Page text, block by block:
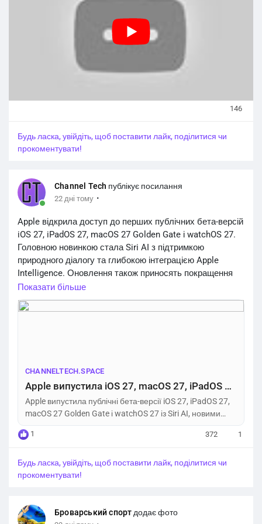
146
Будь ласка, увійдіть, щоб поставити лайк, поділитися чи
прокоментувати!
Channel Tech публікує посилання
22 дні тому ·
Apple відкрила доступ до перших публічних бета-версій
iOS 27, iPadOS 27, macOS 27 Golden Gate і watchOS 27.
Головною новинкою стала Siri AI з підтримкою
природного діалогу та глибокою інтеграцією Apple
Intelligence. Оновлення також приносять покращення
продуктивності, нові функції для Safari, «Фотографій»,
AirPods і Apple Watch. Apple попереджає, що бета-версії
можуть містити помилки та призначені для тестування.
Показати більше
CHANNELTECH.SPACE
Apple випустила iOS 27, macOS 27, iPadOS 27 та watchOS 27 public beta – Channel Tech
Apple випустила публічні бета-версії iOS 27, iPadOS 27,
macOS 27 Golden Gate і watchOS 27 із Siri AI, новими
функціями Apple Intelligence.
1 372 1
Будь ласка, увійдіть, щоб поставити лайк, поділитися чи
прокоментувати!
Броварський спорт додає фото